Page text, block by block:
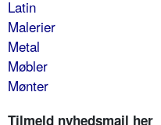
Latin
Malerier
Metal
Møbler
Mønter
Tilmeld nyhedsmail her